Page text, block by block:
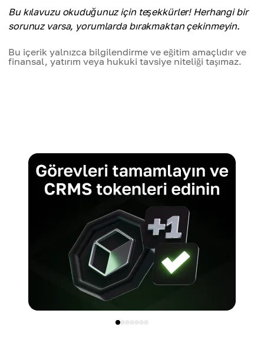
Bu kılavuzu okuduğunuz için teşekkürler! Herhangi bir
sorunuz varsa, yorumlarda bırakmaktan çekinmeyin.
Bu içerik yalnızca bilgilendirme ve eğitim amaçlıdır ve
finansal, yatırım veya hukuki tavsiye niteliği taşımaz.